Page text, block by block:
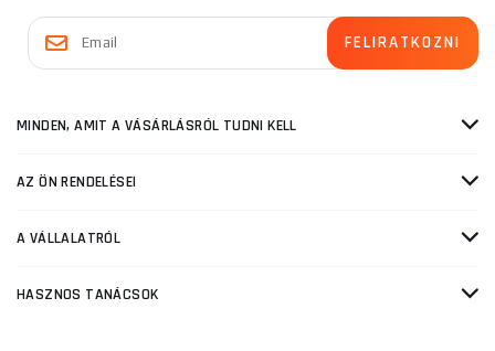
MINDEN, AMIT A VÁSÁRLÁSRÓL TUDNI KELL
AZ ÖN RENDELÉSEI
A VÁLLALATRÓL
HASZNOS TANÁCSOK